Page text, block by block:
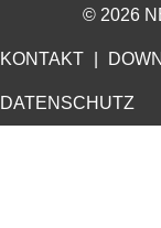
© 2026
KONTAKT
DATENSCHUTZ